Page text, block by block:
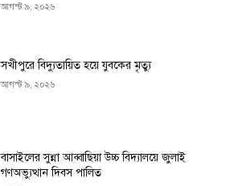
আগস্ট ৯, ২০২৬
সখীপুরে বিদ্যুতায়িত হয়ে যুবকের মৃত্যু
আগস্ট ৯, ২০২৬
বাসাইলের সুন্না আব্বাছিয়া উচ্চ বিদ্যালয়ে জুলাই
গণঅভ্যুত্থান দিবস পালিত